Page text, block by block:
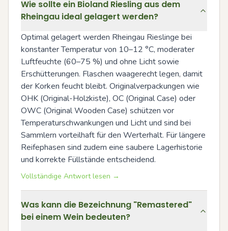
Wie sollte ein Bioland Riesling aus dem
Rheingau ideal gelagert werden?
Optimal gelagert werden Rheingau Rieslinge bei
konstanter Temperatur von 10–12 °C, moderater
Luftfeuchte (60–75 %) und ohne Licht sowie
Erschütterungen. Flaschen waagerecht legen, damit
der Korken feucht bleibt. Originalverpackungen wie
OHK (Original-Holzkiste), OC (Original Case) oder
OWC (Original Wooden Case) schützen vor
Temperaturschwankungen und Licht und sind bei
Sammlern vorteilhaft für den Werterhalt. Für längere
Reifephasen sind zudem eine saubere Lagerhistorie
und korrekte Füllstände entscheidend.
Vollständige Antwort lesen →
Was kann die Bezeichnung "Remastered"
bei einem Wein bedeuten?